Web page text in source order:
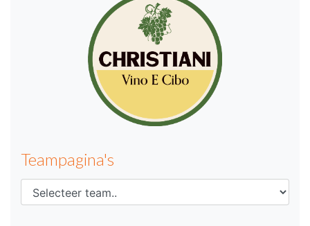
Teampagina's